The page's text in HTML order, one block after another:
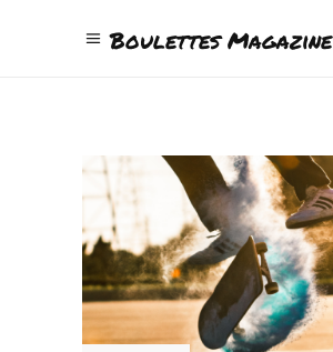
Boulettes Magazine